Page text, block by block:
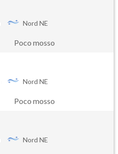
Nord NE
Poco mosso
Nord NE
Poco mosso
Nord NE